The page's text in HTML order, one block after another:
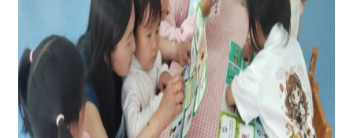
图为：工作人员为孩子们讲解简单的科学小知
识
针对幼儿园教职工，工作人员同步开展反邪教